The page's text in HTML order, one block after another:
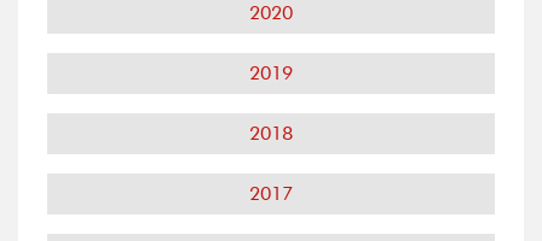
2020
2019
2018
2017